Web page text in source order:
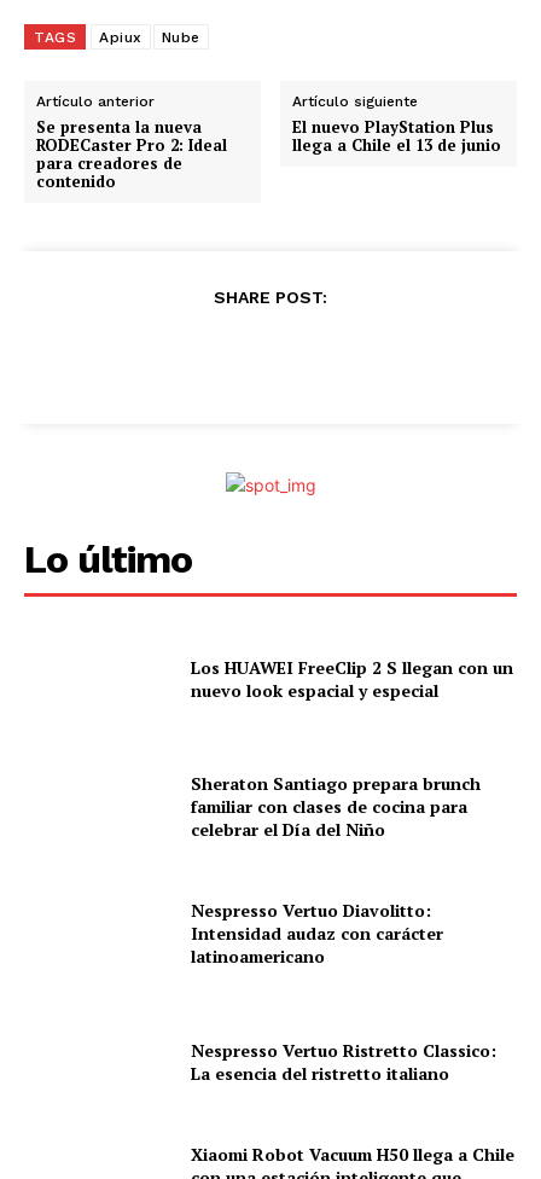
TAGS Apiux Nube
Artículo anterior
Se presenta la nueva
RODECaster Pro 2: Ideal
para creadores de
contenido
Artículo siguiente
El nuevo PlayStation Plus
llega a Chile el 13 de junio
SHARE POST:
Lo último
Los HUAWEI FreeClip 2 S llegan con un
nuevo look espacial y especial
Sheraton Santiago prepara brunch
familiar con clases de cocina para
celebrar el Día del Niño
Nespresso Vertuo Diavolitto:
Intensidad audaz con carácter
latinoamericano
Nespresso Vertuo Ristretto Classico:
La esencia del ristretto italiano
Xiaomi Robot Vacuum H50 llega a Chile